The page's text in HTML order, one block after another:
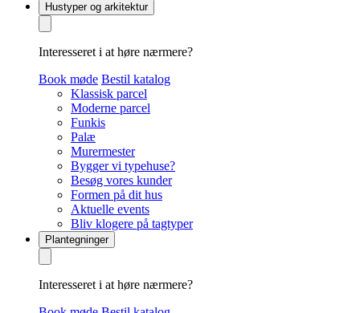
Hustyper og arkitektur
Interesseret i at høre nærmere?
Book møde Bestil katalog
Klassisk parcel
Moderne parcel
Funkis
Palæ
Murermester
Bygger vi typehuse?
Besøg vores kunder
Formen på dit hus
Aktuelle events
Bliv klogere på tagtyper
Plantegninger
Interesseret i at høre nærmere?